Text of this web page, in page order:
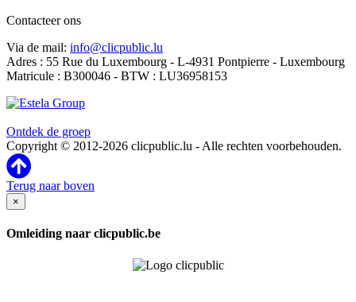
Contacteer ons
Via de mail: info@clicpublic.lu
Adres : 55 Rue du Luxembourg - L-4931 Pontpierre - Luxembourg
Matricule : B300046 - BTW : LU36958153
Ontdek de groep
Copyright © 2012-2026 clicpublic.lu - Alle rechten voorbehouden.
Terug naar boven
×
Omleiding naar clicpublic.be